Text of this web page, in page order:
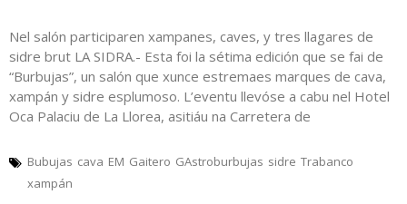
Nel salón participaren xampanes, caves, y tres llagares de
sidre brut LA SIDRA.- Esta foi la sétima edición que se fai de
“Burbujas”, un salón que xunce estremaes marques de cava,
xampán y sidre esplumoso. L’eventu llevóse a cabu nel Hotel
Oca Palaciu de La Llorea, asitiáu na Carretera de
Bubujas cava EM Gaitero GAstroburbujas sidre Trabanco
xampán